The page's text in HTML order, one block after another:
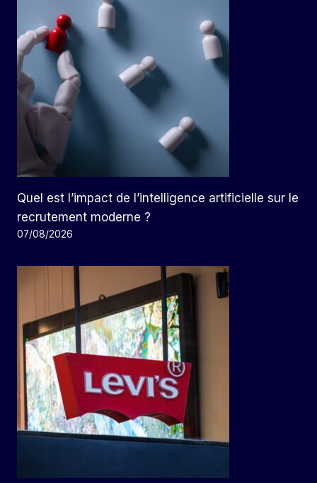
Quel est l’impact de l’intelligence artificielle sur le
recrutement moderne ?
07/08/2026